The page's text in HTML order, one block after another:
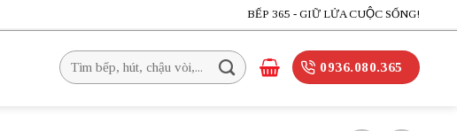
BẾP 365 - GIỮ LỬA CUỘC SỐNG!
Tìm
kiếm:
0936.080.365